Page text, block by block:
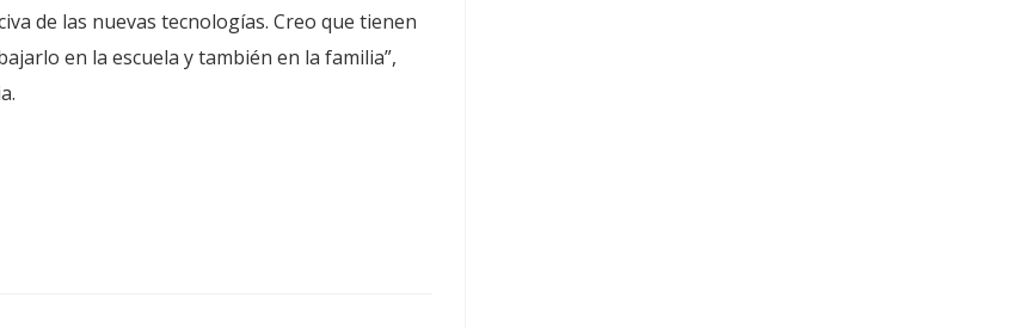
de las nuevas tecnologías. Creo que tienen
en la escuela y también en la familia”,